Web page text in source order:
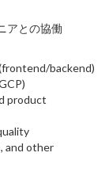
アとの協働
backend)
product
and other